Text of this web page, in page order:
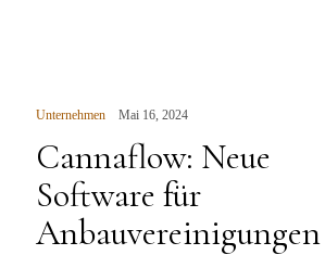
Unternehmen Mai 16, 2024
Cannaflow: Neue
Software für
Anbauvereinigungen